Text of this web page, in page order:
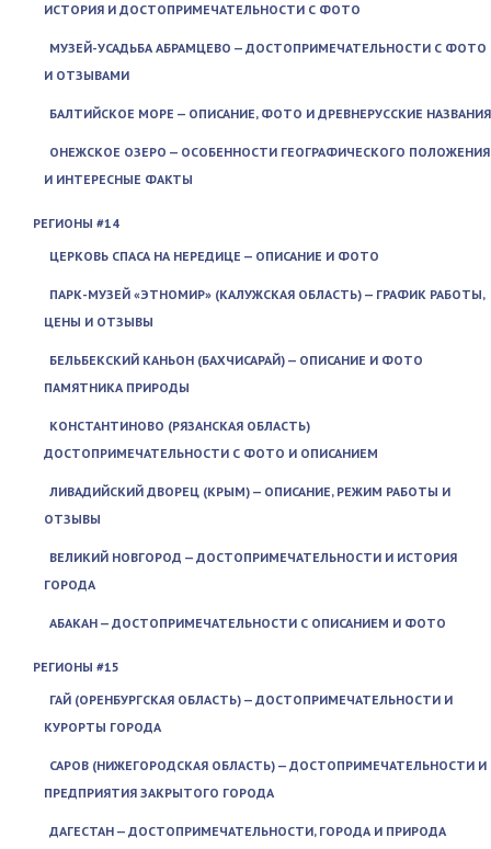
ИСТОРИЯ И ДОСТОПРИМЕЧАТЕЛЬНОСТИ С ФОТО
МУЗЕЙ-УСАДЬБА АБРАМЦЕВО — ДОСТОПРИМЕЧАТЕЛЬНОСТИ С ФОТО
И ОТЗЫВАМИ
БАЛТИЙСКОЕ МОРЕ — ОПИСАНИЕ, ФОТО И ДРЕВНЕРУССКИЕ НАЗВАНИЯ
ОНЕЖСКОЕ ОЗЕРО — ОСОБЕННОСТИ ГЕОГРАФИЧЕСКОГО ПОЛОЖЕНИЯ
И ИНТЕРЕСНЫЕ ФАКТЫ
РЕГИОНЫ #14
ЦЕРКОВЬ СПАСА НА НЕРЕДИЦЕ — ОПИСАНИЕ И ФОТО
ПАРК-МУЗЕЙ «ЭТНОМИР» (КАЛУЖСКАЯ ОБЛАСТЬ) — ГРАФИК РАБОТЫ,
ЦЕНЫ И ОТЗЫВЫ
БЕЛЬБЕКСКИЙ КАНЬОН (БАХЧИСАРАЙ) — ОПИСАНИЕ И ФОТО
ПАМЯТНИКА ПРИРОДЫ
КОНСТАНТИНОВО (РЯЗАНСКАЯ ОБЛАСТЬ)
ДОСТОПРИМЕЧАТЕЛЬНОСТИ С ФОТО И ОПИСАНИЕМ
ЛИВАДИЙСКИЙ ДВОРЕЦ (КРЫМ) — ОПИСАНИЕ, РЕЖИМ РАБОТЫ И
ОТЗЫВЫ
ВЕЛИКИЙ НОВГОРОД — ДОСТОПРИМЕЧАТЕЛЬНОСТИ И ИСТОРИЯ
ГОРОДА
АБАКАН — ДОСТОПРИМЕЧАТЕЛЬНОСТИ С ОПИСАНИЕМ И ФОТО
РЕГИОНЫ #15
ГАЙ (ОРЕНБУРГСКАЯ ОБЛАСТЬ) — ДОСТОПРИМЕЧАТЕЛЬНОСТИ И
КУРОРТЫ ГОРОДА
САРОВ (НИЖЕГОРОДСКАЯ ОБЛАСТЬ) — ДОСТОПРИМЕЧАТЕЛЬНОСТИ И
ПРЕДПРИЯТИЯ ЗАКРЫТОГО ГОРОДА
ДАГЕСТАН — ДОСТОПРИМЕЧАТЕЛЬНОСТИ, ГОРОДА И ПРИРОДА